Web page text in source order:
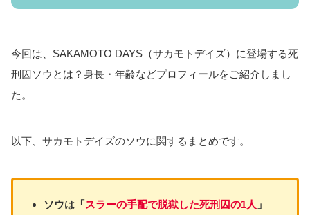
今回は、SAKAMOTO DAYS（サカモトデイズ）に登場する死
刑囚ソウとは？身長・年齢などプロフィールをご紹介しまし
た。
以下、サカモトデイズのソウに関するまとめです。
ソウは「スラーの手配で脱獄した死刑囚の1人 」